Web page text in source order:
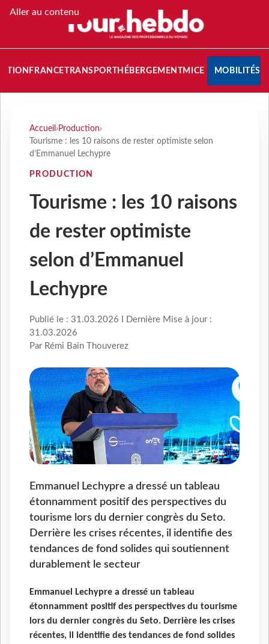
Aller au contenu
FRANCETRANSPORT HÉBERGEMENTMICE MOBILITÉS
Accueil › Production›
Tourisme : les 10 raisons de rester optimiste selon
d’Emmanuel Lechypre
PRODUCTION
Tourisme : les 10 raisons
de rester optimiste
selon d’Emmanuel
Lechypre
Publié le : 31.03.2026 I Dernière Mise à jour :
31.03.2026
Par Rémi Bain Thouverez
Emmanuel Lechypre a dressé un tableau
étonnamment positif des perspectives du
tourisme lors du dernier congrès du Seto.
Derrière les crises récentes, il identifie des
tendances de fond solides qui soutiennent
durablement le secteur
Emmanuel Lechypre a dressé un tableau
étonnamment positif des perspectives du tourisme
lors du dernier congrès du Seto. Derrière les crises
récentes, il identifie des tendances de fond solides